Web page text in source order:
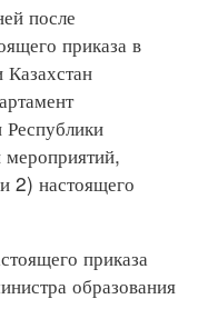
после
приказа в
Республики
мероприятий,
2) настоящего
приказа
образования